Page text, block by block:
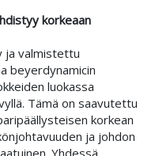
korkeaan
ja valmistettu
beyerdynamicin
luokassa
Tämä on saavutettu
korkean
ja johdon
Yhdessä